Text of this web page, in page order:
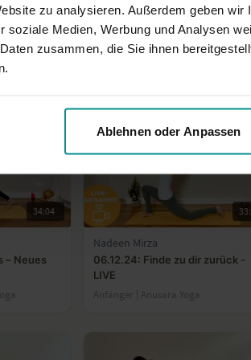
zu analysieren. Außerdem geben
soziale Medien, Werbung und Analysen
zusammen, die Sie ihnen
Ablehnen oder Anpassen
Nadeen Mirza
Yoga am Arbeitsplatz:
34:04
– Neues
Nadeen Mirza
06.12.24: Finde zu dir zurück -
LIVE
Anfänger | Anusara Yoga